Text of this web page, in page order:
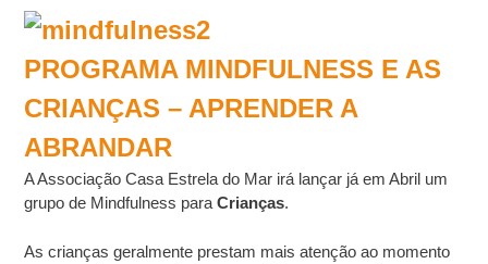
PROGRAMA MINDFULNESS E AS
CRIANÇAS – APRENDER A
ABRANDAR
A Associação Casa Estrela do Mar irá lançar já em Abril um
grupo de Mindfulness paraCrianças.
As crianças geralmente prestam mais atenção ao momento